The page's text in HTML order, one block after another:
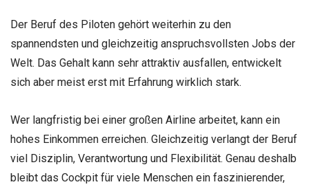
Der Beruf des Piloten gehört weiterhin zu den
spannendsten und gleichzeitig anspruchsvollsten Jobs der
Welt. Das Gehalt kann sehr attraktiv ausfallen, entwickelt
sich aber meist erst mit Erfahrung wirklich stark.
Wer langfristig bei einer großen Airline arbeitet, kann ein
hohes Einkommen erreichen. Gleichzeitig verlangt der Beruf
viel Disziplin, Verantwortung und Flexibilität. Genau deshalb
bleibt das Cockpit für viele Menschen ein faszinierender,